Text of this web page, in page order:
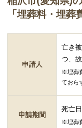
「埋葬料・埋葬
申請人
亡き
つ、
※埋葬
ておら
申請期間
死亡
※埋葬